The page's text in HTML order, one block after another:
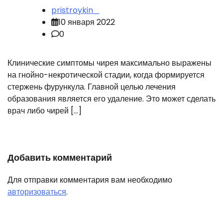
pristroykin_
10 января 2022
0
Клинические симптомы чирея максимально выражены
на гнойно-некротической стадии, когда формируется
стержень фурункула. Главной целью лечения
образования является его удаление. Это может сделать
врач либо чирей […]
Добавить комментарий
Для отправки комментария вам необходимо
авторизоваться.